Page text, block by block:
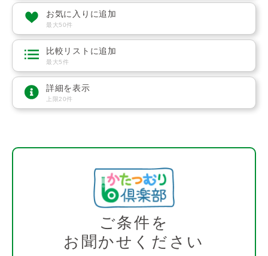
お気に入りに追加
最大50件
比較リストに追加
最大5件
詳細を表示
上限20件
ご条件を
お聞かせください